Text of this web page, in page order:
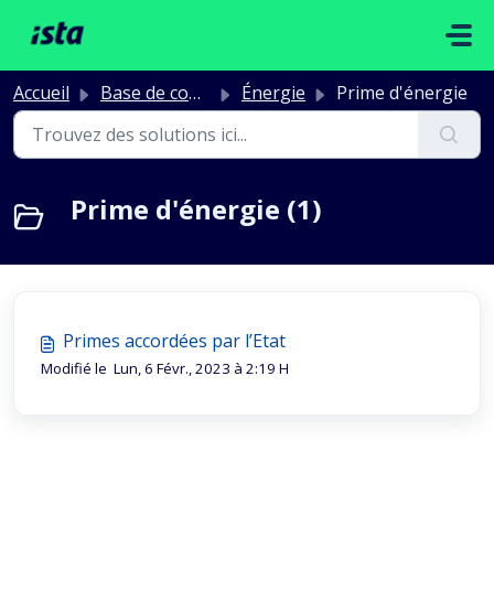
Accueil Base de connaissances Énergie Prime d'énergie
Prime d'énergie (1)
Primes accordées par l’Etat
Modifié le Lun, 6 Févr., 2023 à 2:19 H